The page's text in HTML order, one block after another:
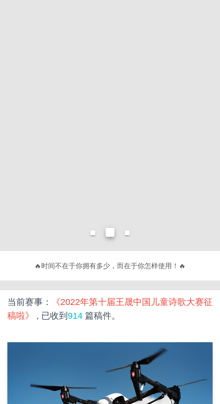
🔥时间不在于你拥有多少，而在于你怎样使用！ 🔥
当前赛事：
《2022年第十届王晟中国儿童诗歌大赛征
稿啦》
, 已收到 914 篇稿件。